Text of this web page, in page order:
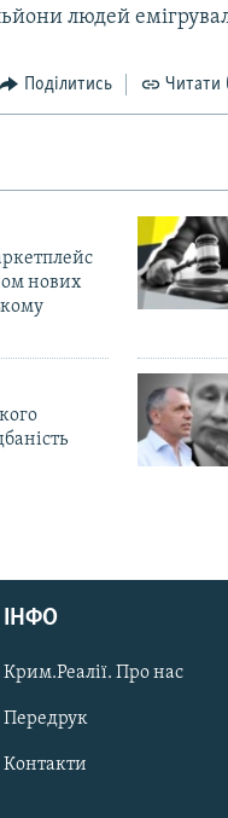
людей
Поділитись Читати
нових
ІНФО
Крим.Реалії. Про нас
Передрук
Контакти